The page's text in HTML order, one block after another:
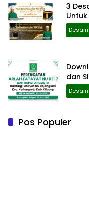
3
dan
Pos Populer